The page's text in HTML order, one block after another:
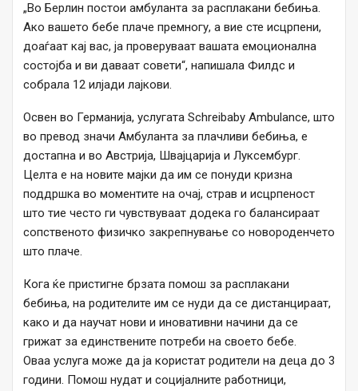
„Во Берлин постои амбуланта за расплакани бебиња.
Ако вашето бебе плаче премногу, а вие сте исцрпени,
доаѓаат кај вас, ја проверуваат вашата емоционална
состојба и ви даваат совети“, напишала Филдс и
собрала 12 илјади лајкови.
Освен во Германија, услугата Schreibaby Ambulance, што
во превод значи Амбуланта за плачливи бебиња, е
достапна и во Австрија, Швајцарија и Луксембург.
Целта е на новите мајки да им се понуди кризна
поддршка во моментите на очај, страв и исцрпеност
што тие често ги чувствуваат додека го балансираат
сопственото физичко закрепнување со новороденчето
што плаче.
Кога ќе пристигне брзата помош за расплакани
бебиња, на родителите им се нуди да се дистанцираат,
како и да научат нови и иновативни начини да се
грижат за единствените потреби на своето бебе.
Оваа услуга може да ја користат родители на деца до 3
години. Помош нудат и социјалните работници,